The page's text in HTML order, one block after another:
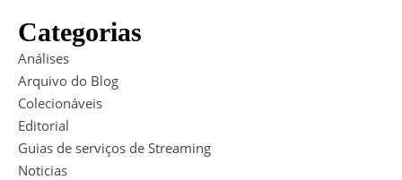
Categorias
Análises
Arquivo do Blog
Colecionáveis
Editorial
Guias de serviços de Streaming
Noticias